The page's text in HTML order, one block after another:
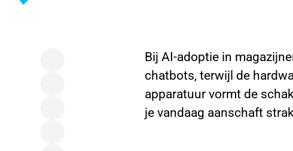
Bij AI-adoptie in
chatbots, terwijl de
apparatuur vormt de
je vandaag aanschaft